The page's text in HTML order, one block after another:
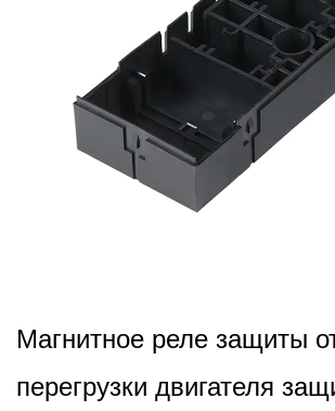
Магнитное реле защиты
перегрузки двигателя